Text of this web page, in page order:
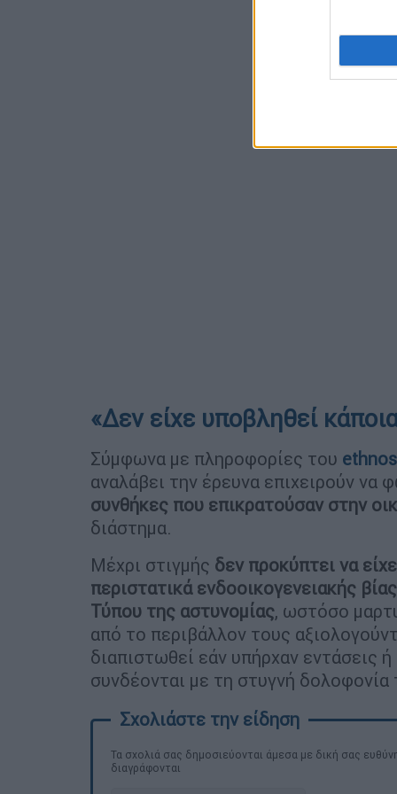
«Δεν είχε υποβληθεί
Σύμφωνα με πληροφορίες του
αναλάβει την έρευνα επιχειρούν να
συνθήκες που επικρατούσαν στην
διάστημα.
Μέχρι στιγμής δεν προκύπτει να
περιστατικά ενδοοικογενειακής
Τύπου της αστυνομίας, ωστόσο
από το περιβάλλον τους
διαπιστωθεί εάν υπήρχαν εντάσεις
συνδέονται με τη στυγνή
Τα σχολιά σας δημοσιεύονται άμεσα με δική σας
διαγράφονται